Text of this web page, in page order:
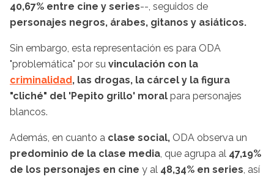
40,67% entre cine y series--, seguidos de
personajes negros, árabes, gitanos y asiáticos.
Sin embargo, esta representación es para ODA
"problemática" por su vinculación con la
criminalidad, las drogas, la cárcel y la figura
"cliché" del 'Pepito grillo' moral para personajes
blancos.
Además, en cuanto a clase social, ODA observa un
predominio de la clase media, que agrupa al 47,19%
de los personajes en cine y al 48,34% en series, así